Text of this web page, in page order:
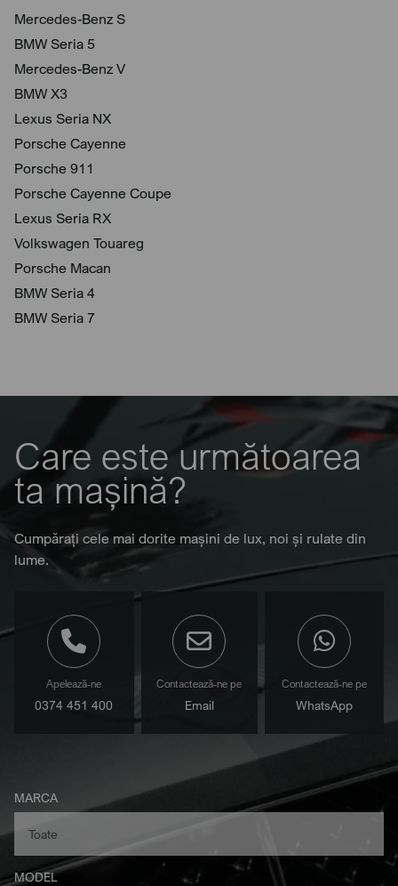
Mercedes-Benz S
BMW Seria 5
Mercedes-Benz V
BMW X3
Lexus Seria NX
Porsche Cayenne
Porsche 911
Porsche Cayenne Coupe
Lexus Seria RX
Volkswagen Touareg
Porsche Macan
BMW Seria 4
BMW Seria 7
Care este următoarea
ta mașină?
Cumpărați cele mai dorite mașini de lux, noi și rulate din
lume.
Apelează-ne
0374 451 400
Contactează-ne pe
Email
Contactează-ne pe
WhatsApp
MARCA
MODEL